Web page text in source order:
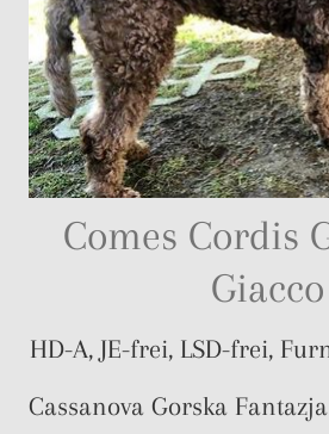
Comes Cordis
Giacco
HD-A, JE-frei, LSD-frei,
Cassanova Gorska